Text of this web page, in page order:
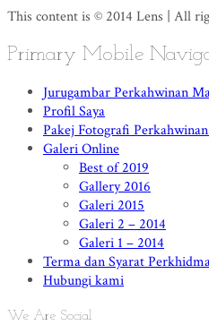
This content is © 2014 Lens | All
Primary Mobile
Jurugambar Perkahwinan
Profil Saya
Pakej Fotografi
Galeri Online
Best of 2019
Gallery 2016
Galeri 2015
Galeri 2 – 2014
Galeri 1 – 2014
Terma dan Syarat
Hubungi kami
We Are Social